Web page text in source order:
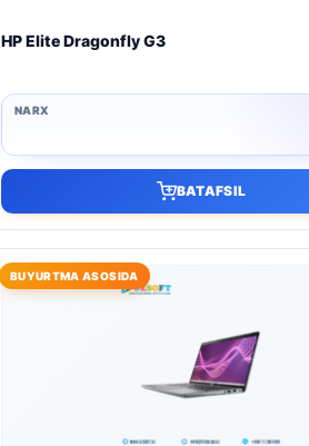
HP Elite Dragonfly G3
BATAFSIL
BUYURTMA ASOSIDA